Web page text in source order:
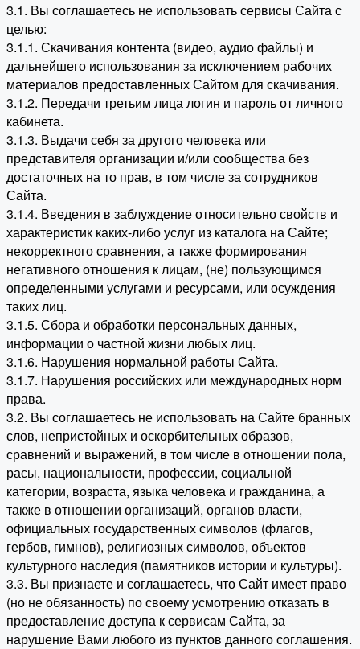
3.1. Вы соглашаетесь не использовать сервисы Сайта с
целью:
3.1.1. Скачивания контента (видео, аудио файлы) и
дальнейшего использования за исключением рабочих
материалов предоставленных Сайтом для скачивания.
3.1.2. Передачи третьим лица логин и пароль от личного
кабинета.
3.1.3. Выдачи себя за другого человека или
представителя организации и/или сообщества без
достаточных на то прав, в том числе за сотрудников
Сайта.
3.1.4. Введения в заблуждение относительно свойств и
характеристик каких-либо услуг из каталога на Сайте;
некорректного сравнения, а также формирования
негативного отношения к лицам, (не) пользующимся
определенными услугами и ресурсами, или осуждения
таких лиц.
3.1.5. Сбора и обработки персональных данных,
информации о частной жизни любых лиц.
3.1.6. Нарушения нормальной работы Сайта.
3.1.7. Нарушения российских или международных норм
права.
3.2. Вы соглашаетесь не использовать на Сайте бранных
слов, непристойных и оскорбительных образов,
сравнений и выражений, в том числе в отношении пола,
расы, национальности, профессии, социальной
категории, возраста, языка человека и гражданина, а
также в отношении организаций, органов власти,
официальных государственных символов (флагов,
гербов, гимнов), религиозных символов, объектов
культурного наследия (памятников истории и культуры).
3.3. Вы признаете и соглашаетесь, что Сайт имеет право
(но не обязанность) по своему усмотрению отказать в
предоставление доступа к сервисам Сайта, за
нарушение Вами любого из пунктов данного соглашения.